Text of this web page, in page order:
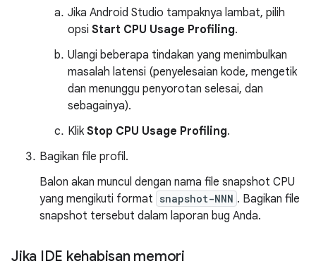
Jika Android Studio tampaknya lambat, pilih
opsi Start CPU Usage Profiling.
Ulangi beberapa tindakan yang menimbulkan
masalah latensi (penyelesaian kode, mengetik
dan menunggu penyorotan selesai, dan
sebagainya).
Klik Stop CPU Usage Profiling.
Bagikan file profil.
Balon akan muncul dengan nama file snapshot CPU
yang mengikuti format snapshot-NNN . Bagikan file
snapshot tersebut dalam laporan bug Anda.
Jika IDE kehabisan memori